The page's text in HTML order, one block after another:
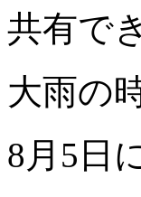
共有で
大雨の
8月5日